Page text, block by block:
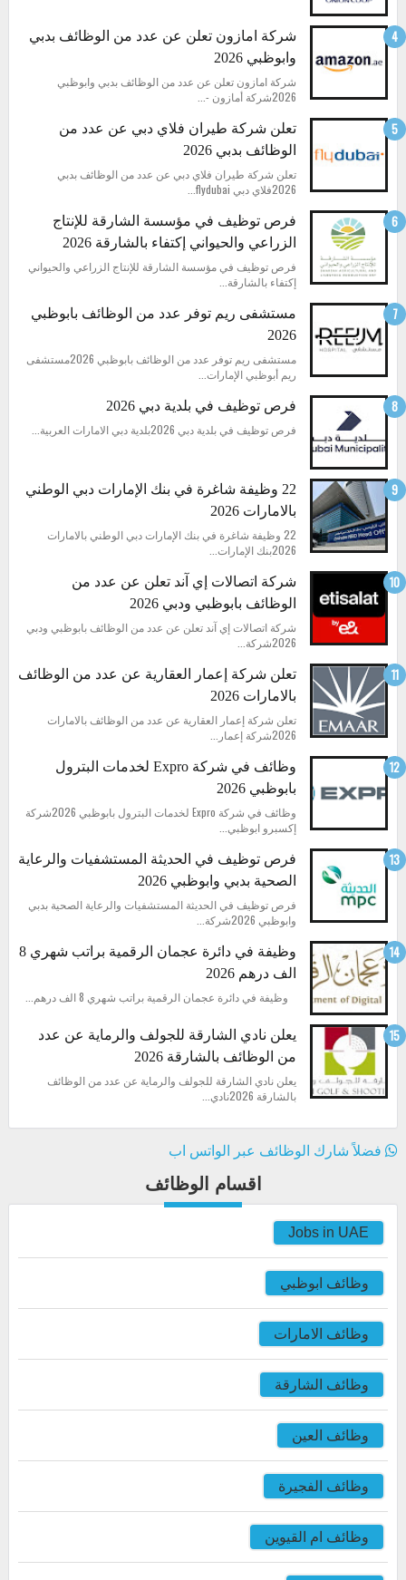
شركة امازون تعلن عن عدد من الوظائف بدبي
وابوظبي 2026
شركة امازون تعلن عن عدد من الوظائف بدبي وابوظبي
2026شركة أمازون -...
تعلن شركة طيران فلاي دبي عن عدد من
الوظائف بدبي 2026
تعلن شركة طيران فلاي دبي عن عدد من الوظائف بدبي
2026فلاي دبي flydubai...
فرص توظيف في مؤسسة الشارقة للإنتاج
الزراعي والحيواني إكتفاء بالشارقة 2026
فرص توظيف في مؤسسة الشارقة للإنتاج الزراعي والحيواني
إكتفاء بالشارقة...
مستشفى ريم توفر عدد من الوظائف بابوظبي
2026
مستشفى ريم توفر عدد من الوظائف بابوظبي 2026مستشفى
ريم أبوظبي الإمارات...
فرص توظيف في بلدية دبي 2026
فرص توظيف في بلدية دبي 2026بلدية دبي الامارات العربية...
22 وظيفة شاغرة في بنك الإمارات دبي الوطني
بالامارات 2026
22 وظيفة شاغرة في بنك الإمارات دبي الوطني بالامارات
2026بنك الإمارات...
شركة اتصالات إي آند تعلن عن عدد من
الوظائف بابوظبي ودبي 2026
شركة اتصالات إي آند تعلن عن عدد من الوظائف بابوظبي ودبي
2026شركة...
تعلن شركة إعمار العقارية عن عدد من الوظائف
بالامارات 2026
تعلن شركة إعمار العقارية عن عدد من الوظائف بالامارات
2026شركة إعمار...
وظائف في شركة Expro لخدمات البترول
بابوظبي 2026
وظائف في شركة Expro لخدمات البترول بابوظبي 2026شركة
إكسبرو ابوظبي...
فرص توظيف في الحديثة المستشفيات والرعاية
الصحية بدبي وابوظبي 2026
فرص توظيف في الحديثة المستشفيات والرعاية الصحية بدبي
وابوظبي 2026شركة...
وظيفة في دائرة عجمان الرقمية براتب شهري 8
الف درهم 2026
وظيفة في دائرة عجمان الرقمية براتب شهري 8 الف درهم...
يعلن نادي الشارقة للجولف والرماية عن عدد
من الوظائف بالشارقة 2026
يعلن نادي الشارقة للجولف والرماية عن عدد من الوظائف
بالشارقة 2026نادي...
فضلاً شارك الوظائف عبر الواتس اب
اقسام الوظائف
Jobs in UAE
وظائف ابوظبي
وظائف الامارات
وظائف الشارقة
وظائف العين
وظائف الفجيرة
وظائف ام القيوين